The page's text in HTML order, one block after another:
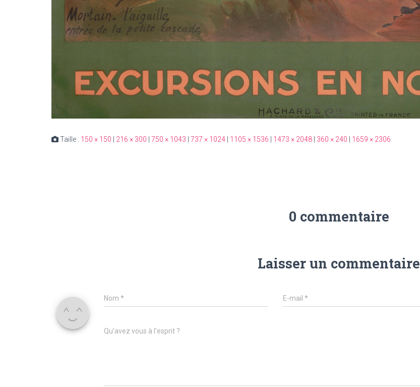
Taille : 150 × 150 | 216 × 300 | 750 × 1043 | 737 × 1024 | 1105 × 1536 | 1473 × 2048 | 360 × 240 | 1659 × 2306
0 commentaire
Laisser un commentaire
Nom * E-mail*
Qu’avez vous à l’esprit ?